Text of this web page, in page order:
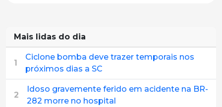
Mais lidas do dia
1
Ciclone bomba deve trazer temporais nos
próximos dias a SC
2
Idoso gravemente ferido em acidente na BR-
282 morre no hospital